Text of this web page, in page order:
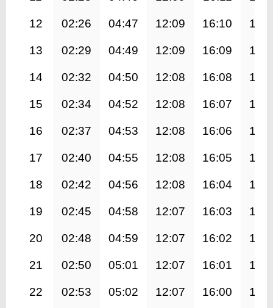
12 02:26 04:47 12:09 16:10
13 02:29 04:49 12:09 16:09
14 02:32 04:50 12:08 16:08
15 02:34 04:52 12:08 16:07
16 02:37 04:53 12:08 16:06
17 02:40 04:55 12:08 16:05
18 02:42 04:56 12:08 16:04
19 02:45 04:58 12:07 16:03
20 02:48 04:59 12:07 16:02
21 02:50 05:01 12:07 16:01
22 02:53 05:02 12:07 16:00